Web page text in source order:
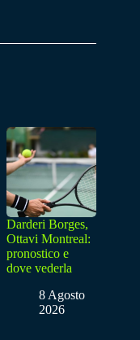
Darderi Borges,
Ottavi Montreal:
pronostico e
dove vederla
8 Agosto
2026